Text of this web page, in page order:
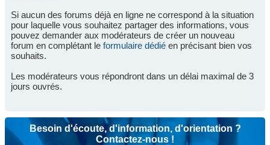
Si aucun des forums déjà en ligne ne correspond à la situation
pour laquelle vous souhaitez partager des informations, vous
pouvez demander aux modérateurs de créer un nouveau
forum en complétant le formulaire dédié en précisant bien vos
souhaits.
Les modérateurs vous répondront dans un délai maximal de 3
jours ouvrés.
Besoin d'écoute, d'information, d'orientation ?
Contactez-nous !